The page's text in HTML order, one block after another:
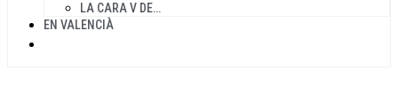
LA CARA V DE…
EN VALENCIÀ